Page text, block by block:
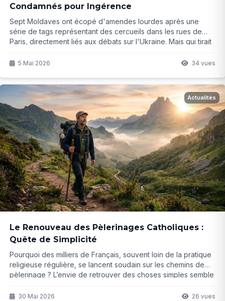
Condamnés pour Ingérence
Sept Moldaves ont écopé d'amendes lourdes après une
série de tags représentant des cercueils dans les rues de
Paris, directement liés aux débats sur l'Ukraine. Mais qui tirait
des pratiques plus profondes...
5 Mai 2026 34 vues
Actualités
Le Renouveau des Pèlerinages Catholiques :
Quête de Simplicité
Pourquoi des milliers de Français, souvent loin de la pratique
religieuse régulière, se lancent soudain sur les chemins de
pèlerinage ? L’envie de retrouver des choses simples semble
d’intérêt ?
30 Mai 2026 26 vues